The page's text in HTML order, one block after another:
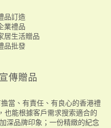
品訂造
業禮品
居生活贈品
品批發
傳贈品
當、有責任、有良心的香港禮
也能根據客戶需求搜索適合的
深品牌印象；一份精緻的紀念